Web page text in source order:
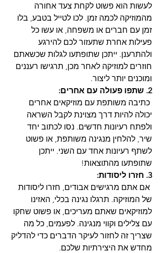
לעשות הוא פשוט לקחת צעד אחורה
מהמוזיקה לכמה זמן. לכו לטייל בטבע, בלו
זמן עם חברים או משפחה, או עשו כל
פעילות אחרת שתעזור לכם להירגע
ולהתרענן. ייתכן שתופתעו לגלות שכשאתם
חוזרים למוזיקה לאחר מכן, תרגישו רעננים
ומוכנים יותר ליצור.
2. שתפו פעולה עם אחרים:
כתיבה משותפת עם מוזיקאים אחרים
יכולה להיות דרך מצוינת לקבל השראה
ולפתח רעיונות חדשים. נסו לכתוב יחד
שיר, להלחין מנגינה משותפת, או פשוט
לשתף רעיונות אחד עם השני. ייתכן
שתופתעו מהתוצאות!
3. חזרו ליסודות:
אם אתם מרגישים אבודים, חזרו ליסודות
של המוזיקה. תרגלו נגינה בכלי, האזינו
למוזיקאים שאתם מעריכים, או פשוט שחקו
עם צלילים וקווי מנגינה. לפעמים, כל מה
שצריך זה לחזור לעיקר הדברים כדי להדליק
מחדש את היצירתיות שלכם.